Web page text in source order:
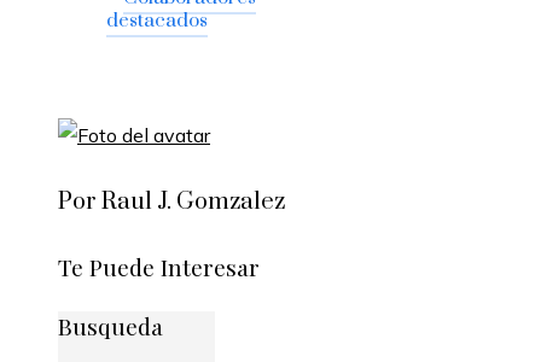
destacados
Por Raul J. Gomzalez
Te Puede Interesar
Busqueda